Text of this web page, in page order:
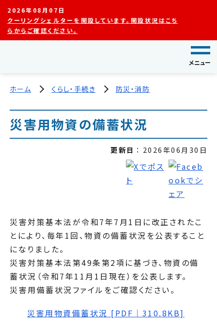
2026年08月07日
クーリングシェルターを開設しています。開設状況はこち
らからご確認ください。
メニュー
ホーム くらし・手続き 防災・消防
災害用物資の備蓄状況
更新日 2026年06月30日
災害対策基本法が令和7年7月1日に改正されたこ
とにより、毎年1回、物資の備蓄状況を公表すること
になりました。
災害対策基本法第49条第2項に基づき、物資の備
蓄状況（令和7年11月1日現在）を公表します。
災害用備蓄状況ファイルをご確認ください。
災害用物資備蓄状況 [PDF｜310.8KB]